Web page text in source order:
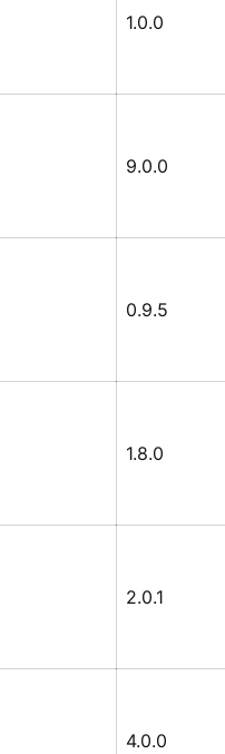
1.0.0
9.0.0
0.9.5
1.8.0
2.0.1
4.0.0